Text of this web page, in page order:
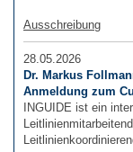
Ausschreibung
28.05.2026
Dr. Markus
Anmeldung zum
INGUIDE ist ein